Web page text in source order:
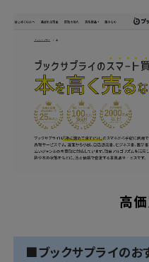
高価
■ブックサプライのお